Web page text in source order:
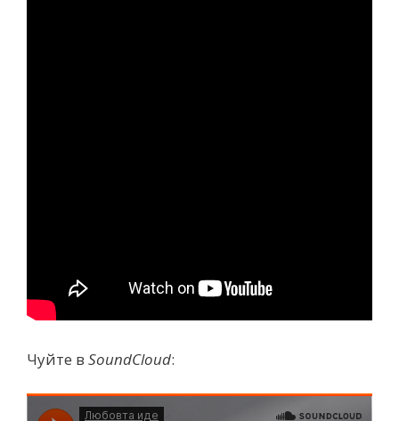
Чуйте в SoundCloud: